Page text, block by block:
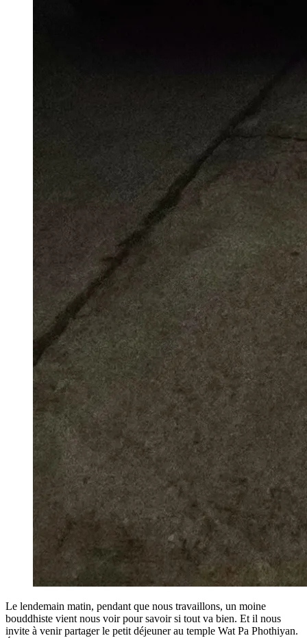
Le lendemain matin, pendant que nous travaillons, un moine
bouddhiste vient nous voir pour savoir si tout va bien. Et il nous
invite à venir partager le petit déjeuner au temple Wat Pa Phothiyan.